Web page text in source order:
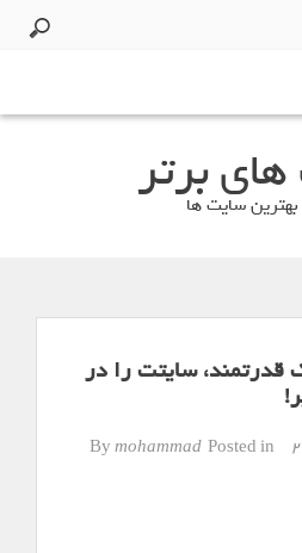
برتر
سایت ها
قدرتمند، سایتت را در
mohammad Posted in